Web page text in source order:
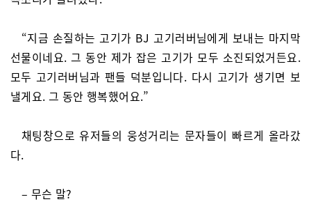
“지금 손질하는 고기가 BJ 고기러버님에게 보내는 마지막
선물이네요. 그 동안 제가 잡은 고기가 모두 소진되었거든요.
모두 고기러버님과 팬들 덕분입니다. 다시 고기가 생기면 보
낼게요. 그 동안 행복했어요.”
채팅창으로 유저들의 웅성거리는 문자들이 빠르게 올라갔
다.
– 무슨 말?